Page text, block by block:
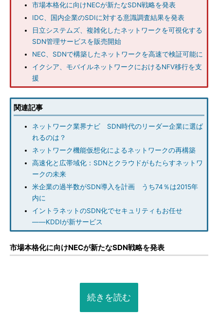
市場本格化に向けNECが新たなSDN戦略を発表
IDC、国内企業のSDIに対する意識調査結果を発表
日立システムズ、複雑化したネットワークを可視化する
SDN管理サービスを販売開始
NEC、SDNで構築したネットワークを高速で検証可能に
イクシア、モバイルネットワークにおけるNFV移行を支
援
関連記事
ネットワーク業界ナビ SDN時代のリーダー企業に選ば
れるのは？
ネットワーク機能仮想化によるネットワークの再構築
高速化と広帯域化：SDNとクラウドがもたらすネットワ
ークの未来
米企業の過半数がSDN導入を計画 うち74％は2015年
内に
イントラネットのSDN化でセキュリティもお任せ
――KDDIが新サービス
市場本格化に向けNECが新たなSDN戦略を発表
続きを読む